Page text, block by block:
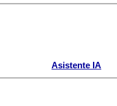
Asistente IA